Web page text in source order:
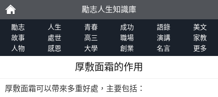
勵
志
勵志人生知識庫
勵志 人生 青春 成功 語錄
美文
故事
處世 高三 職場 演講
家教
人物
感恩 大學 創業 名言 更多
厚敷面霜的作用
厚敷面霜可以帶來多重好處，主要包括：